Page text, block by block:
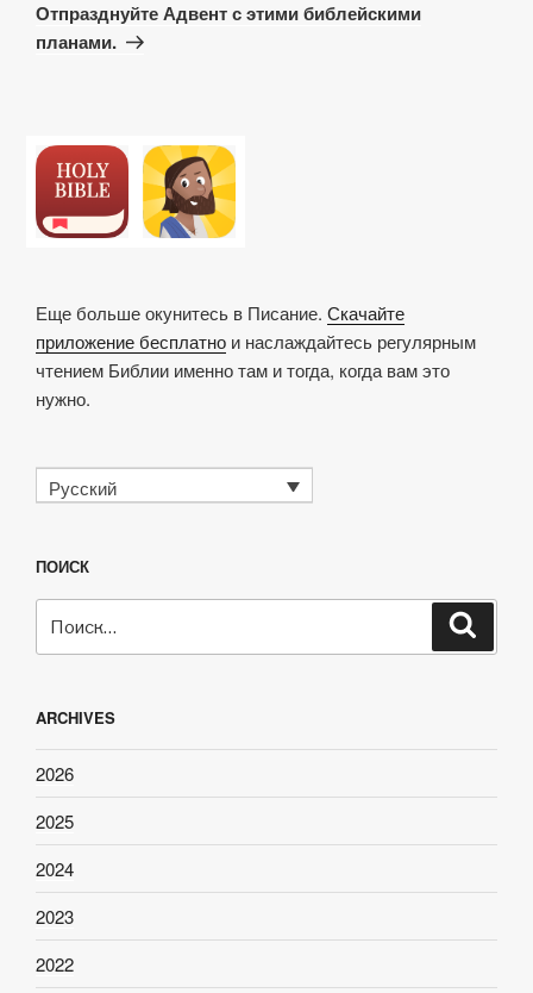
запись
Отпразднуйте Адвент с этими библейскими
планами.
Еще больше окунитесь в Писание. Скачайте
приложение бесплатно и наслаждайтесь регулярным
чтением Библии именно там и тогда, когда вам это
нужно.
Русский
ПОИСК
ARCHIVES
2026
2025
2024
2023
2022